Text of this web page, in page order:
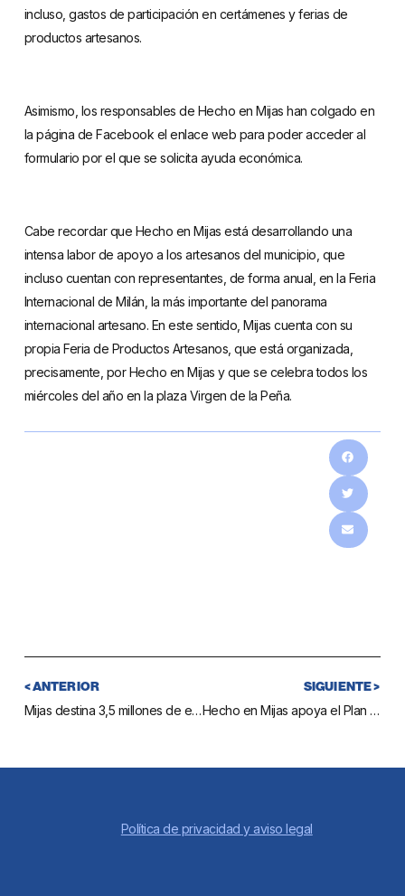
incluso, gastos de participación en certámenes y ferias de
productos artesanos.
Asimismo, los responsables de Hecho en Mijas han colgado en
la página de Facebook el enlace web para poder acceder al
formulario por el que se solicita ayuda económica.
Cabe recordar que Hecho en Mijas está desarrollando una
intensa labor de apoyo a los artesanos del municipio, que
incluso cuentan con representantes, de forma anual, en la Feria
Internacional de Milán, la más importante del panorama
internacional artesano. En este sentido, Mijas cuenta con su
propia Feria de Productos Artesanos, que está organizada,
precisamente, por Hecho en Mijas y que se celebra todos los
miércoles del año en la plaza Virgen de la Peña.
< ANTERIOR
Mijas destina 3,5 millones de euros a cinco importantes proyectos para mejorar la calidad de vida de los vecinos del municipio
SIGUIENTE >
Hecho en Mijas apoya el Plan de Implantación de la Garantía Juvenil ofreciendo información para fomentar la contratación de jóvenes de entre 16 y 25 años
Política de privacidad y aviso legal